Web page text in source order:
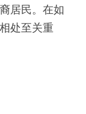
居民。在如
处至关重